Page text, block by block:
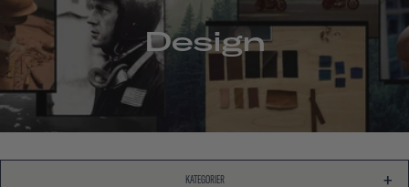
Design
KATEGORIER